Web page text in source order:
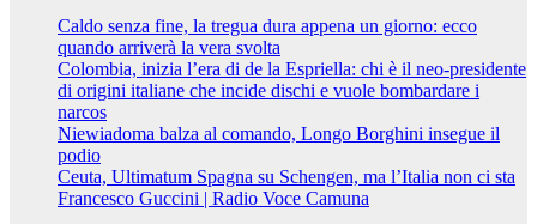
Caldo senza fine, la tregua dura appena un giorno: ecco
quando arriverà la vera svolta
Colombia, inizia l’era di de la Espriella: chi è il neo-presidente
di origini italiane che incide dischi e vuole bombardare i
narcos
Niewiadoma balza al comando, Longo Borghini insegue il
podio
Ceuta, Ultimatum Spagna su Schengen, ma l’Italia non ci sta
Francesco Guccini | Radio Voce Camuna